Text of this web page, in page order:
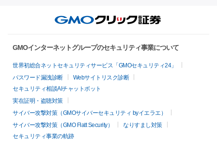
GMOインターネットグループのセキュリティ事業について
世界初総合ネットセキュリティサービス「GMOセキュリティ24」
パスワード漏洩診断
Webサイトリスク診断
セキュリティ相談AIチャットボット
実在証明・盗聴対策
サイバー攻撃対策（GMOサイバーセキュリティ byイエラエ）
サイバー攻撃対策（GMO Flatt Security）
なりすまし対策
セキュリティ事業の軌跡